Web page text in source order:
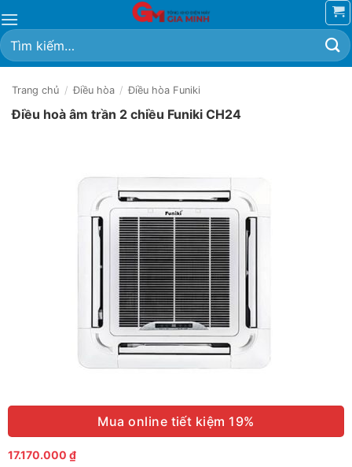
qua
nội
dung
Tìm
kiếm:
Trang chủ / Điều hòa / Điều hòa Funiki
Điều hoà âm trần 2 chiều Funiki CH24
Mua online tiết kiệm 19%
17.170.000 ₫